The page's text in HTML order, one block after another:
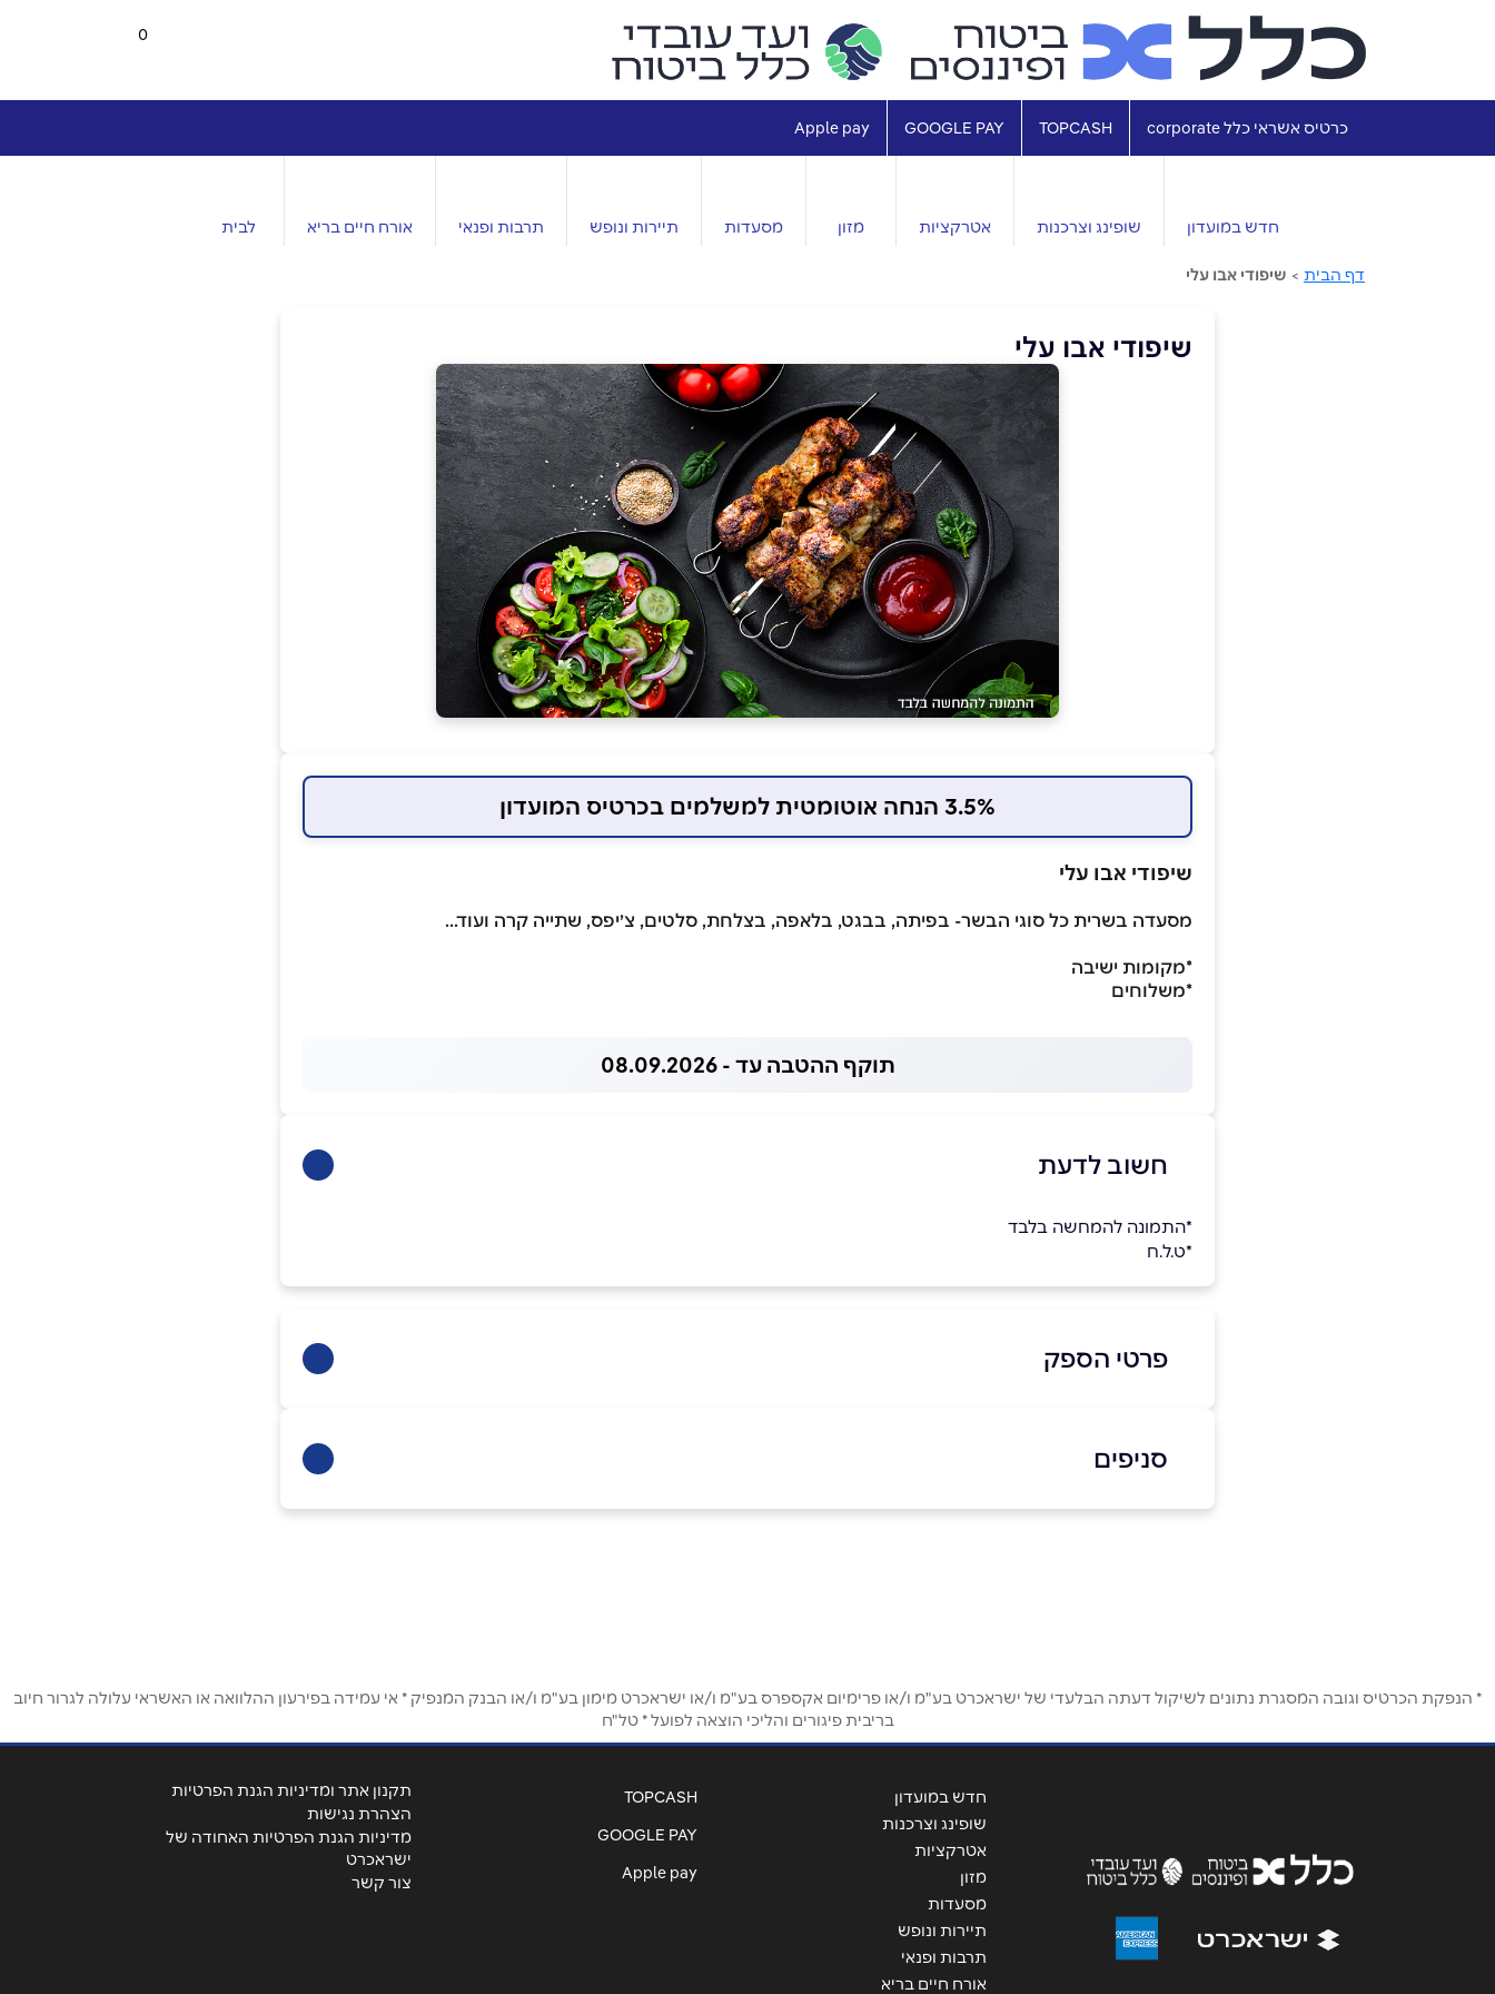
0
כרטיס אשראי כלל corporate TOPCASH
GOOGLE PAY
Apple pay
חדש במועדון שופינג וצרכנות אטרקציות מזון מסעדות תיירות ונופש תרבות ופנאי אורח חיים בריא לבית
דף הבית > שיפודי אבו עלי
שיפודי אבו עלי
3.5% הנחה אוטומטית למשלמים בכרטיס המועדון
שיפודי אבו עלי
מסעדה בשרית כל סוגי הבשר- בפיתה, בבגט, בלאפה, בצלחת, סלטים, צ׳יפס, שתייה קרה ועוד...
*מקומות ישיבה
*משלוחים
תוקף ההטבה עד - 08.09.2026
חשוב לדעת
*התמונה להמחשה בלבד
*ט.ל.ח
פרטי הספק
אנא חזרו אלי בקשר ל...
סניפים
אכסאל
* הנפקת הכרטיס וגובה המסגרת נתונים לשיקול דעתה הבלעדי של ישראכרט בע"מ ו/או פרימיום אקספרס בע"מ ו/או ישראכרט מימון בע"מ ו/או הבנק המנפיק * אי עמידה בפירעון ההלוואה או האשראי עלולה לגרור חיוב
בריבית פיגורים והליכי הוצאה לפועל * טל"ח
חדש במועדון
שופינג וצרכנות
אטרקציות
מזון
מסעדות
תיירות ונופש
תרבות ופנאי
אורח חיים בריא
TOPCASH
GOOGLE PAY
Apple pay
תקנון אתר ומדיניות הגנת הפרטיות
הצהרת נגישות
מדיניות הגנת הפרטיות האחודה של
ישראכרט
צור קשר